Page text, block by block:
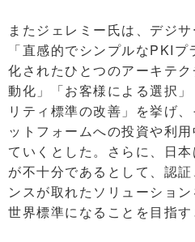
またジェレミー氏は、デジ
「直感的でシンプルなPKI
化されたひとつのアーキテ
動化」「お客様による選択
リティ標準の改善」を挙げ
ットフォームへの投資や利
ていくとした。さらに、日
が不十分であるとして、認
ンスが取れたソリューショ
世界標準になることを目指す